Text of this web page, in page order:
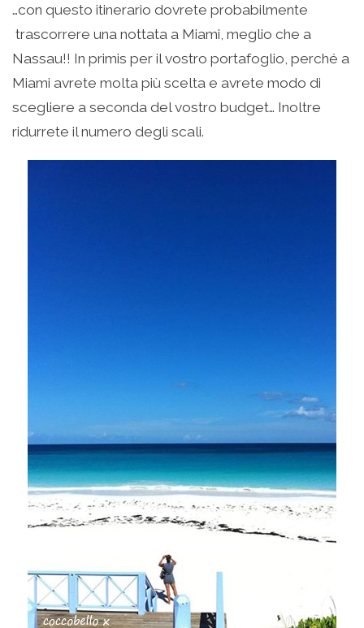
…con questo itinerario dovrete probabilmente
trascorrere una nottata a Miami, meglio che a
Nassau!! In primis per il vostro portafoglio, perché a
Miami avrete molta più scelta e avrete modo di
scegliere a seconda del vostro budget… Inoltre
ridurrete il numero degli scali.